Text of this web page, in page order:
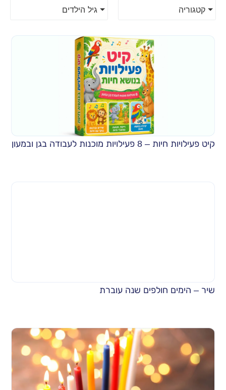
קטגוריה גיל הילדים
קיט פעילויות חיות – 8 פעילויות מוכנות לעבודה בגן ובמעון
שיר – הימים חולפים שנה עוברת